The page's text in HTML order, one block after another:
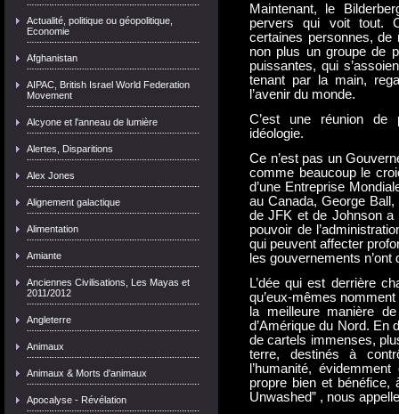
Actualité, politique ou géopolitique,
Economie
Afghanistan
AIPAC, British Israel World Federation
Movement
Alcyone et l'anneau de lumière
Alertes, Disparitions
Alex Jones
Alignement galactique
Alimentation
Amiante
Anciennes Civilisations, Les Mayas et
2011/2012
Angleterre
Animaux
Animaux & Morts d'animaux
Apocalyse - Révélation
Maintenant, le
pervers qui voit tout.
certaines personnes, de
non plus un groupe de
puissantes, qui
tenant par la main,
l’avenir du monde.
C’est une réunion de
idéologie.
Ce n’est pas un
comme beaucoup le
d’une Entreprise
au Canada, George
de JFK et de Johnson a
pouvoir de
qui peuvent affecter
les gouvernements n’ont
L’dée qui est derrière
qu’eux-mêmes
la meilleure manière
d’Amérique du Nord. En
de cartels immenses,
terre, destinés à
l’humanité,
propre bien et bénéfice,
Unwashed” , nous